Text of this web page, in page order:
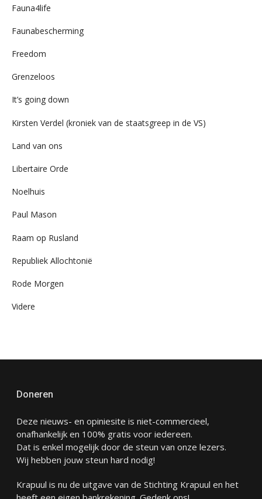
Fauna4life
Faunabescherming
Freedom
Grenzeloos
It’s going down
Kirsten Verdel (kroniek van de staatsgreep in de VS)
Land van ons
Libertaire Orde
Noelhuis
Paul Mason
Raam op Rusland
Republiek Allochtonië
Rode Morgen
Videre
Doneren
Deze nieuws- en opiniesite is niet-commercieel,
onafhankelijk en 100% gratis voor iedereen.
Dat is enkel mogelijk door de steun van onze lezers.
Wij hebben jouw steun hard nodig!
Krapuul is nu de uitgave van de Stichting Krapuul en het